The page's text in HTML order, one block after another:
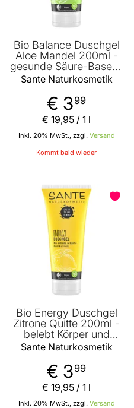
Bio Balance Duschgel
Aloe Mandel 200ml -
gesunde Säure-Basen-
Balance - schützt vor
Austrocknung -
beruhigt die Haut von
Sante Naturkosmetik
Sante Naturkosmetik
€ 399
Inkl. 20% MwSt., zzgl. Versand
€ 19,95 / 1 l
Kommt bald wieder
Bio Energy Duschgel
Zitrone Quitte 200ml -
belebt Körper und
Sinne - fröhlich
zitrischer Duft - schützt
vor Austrocknung von
Sante Naturkosmetik
Sante Naturkosmetik
€ 399
Inkl. 20% MwSt., zzgl. Versand
€ 19,95 / 1 l